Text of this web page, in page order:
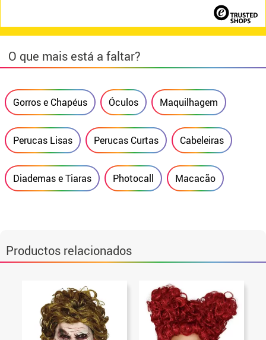
O que mais está a faltar?
Gorros e Chapéus Óculos Maquilhagem
Perucas Lisas Perucas Curtas Cabeleiras
Diademas e Tiaras Photocall Macacão
Productos relacionados